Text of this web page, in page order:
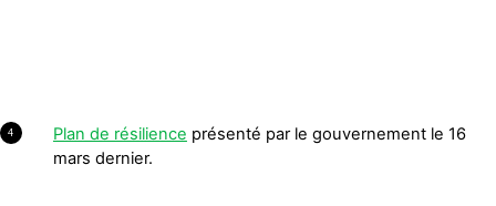
4 Plan de résilience présenté par le gouvernement le 16
mars dernier.